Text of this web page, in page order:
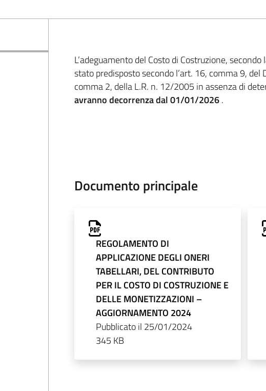
L’adeguamento del Costo di Costruzione,
stato predisposto secondo l’art. 16, comma 9,
comma 2, della L.R. n. 12/2005 in assenza di
avranno decorrenza dal 01/01/2026.
Documento principale
REGOLAMENTO DI
APPLICAZIONE DEGLI ONERI
TABELLARI, DEL CONTRIBUTO
PER IL COSTO DI COSTRUZIONE E
DELLE MONETIZZAZIONI –
AGGIORNAMENTO 2024
Pubblicato il 25/01/2024
345 KB